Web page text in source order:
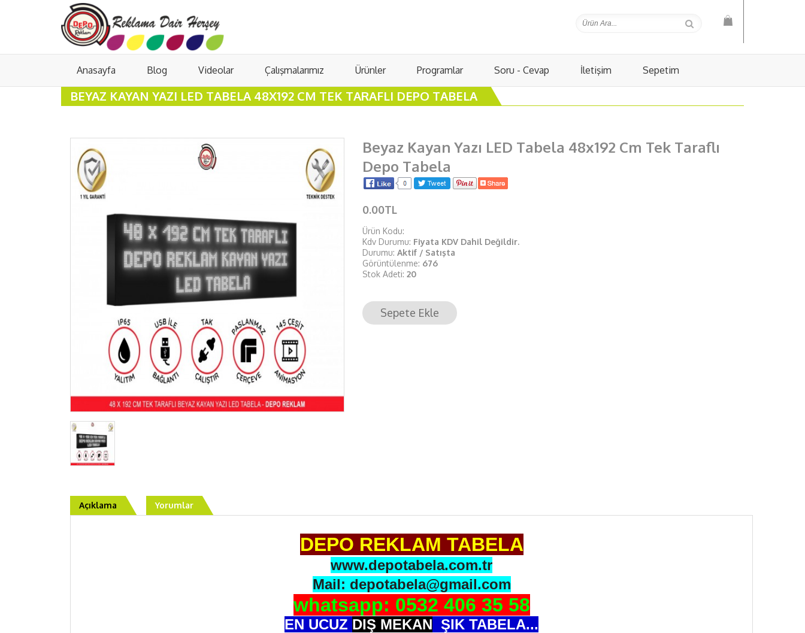
Anasayfa Blog Videolar Çalışmalarımız Ürünler Programlar Soru - Cevap İletişim Sepetim
BEYAZ KAYAN YAZI LED TABELA 48X192 CM TEK TARAFLI DEPO TABELA
Beyaz Kayan Yazı LED Tabela 48x192 Cm Tek Taraflı
Depo Tabela
0.00TL
Ürün Kodu:
Kdv Durumu: Fiyata KDV Dahil Değildir.
Durumu: Aktif / Satışta
Görüntülenme: 676
Stok Adeti: 20
Sepete Ekle
Açıklama Yorumlar
DEPO REKLAM TABELA
www.depotabela.com.tr
Mail: depotabela@gmail.com
whatsapp: 0532 406 35 58
EN UCUZ DIŞ MEKAN ŞIK TABELA...